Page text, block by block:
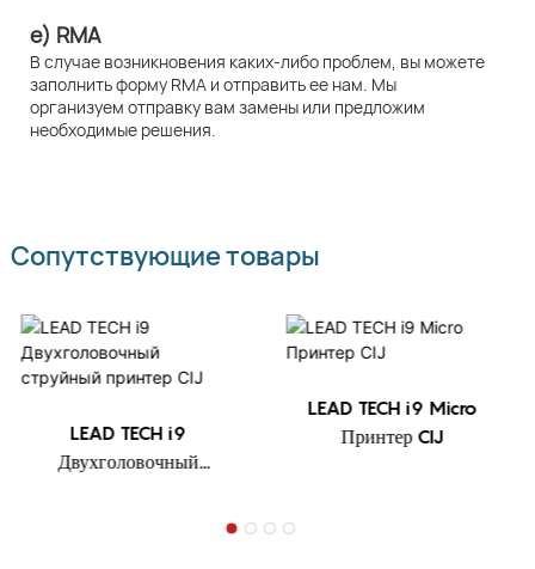
e) RMA
В случае возникновения каких-либо проблем, вы можете
заполнить форму RMA и отправить ее нам. Мы
организуем отправку вам замены или предложим
необходимые решения.
Сопутствующие товары
LEAD TECH i9
Двухголовочный
LEAD TECH i9 Micro
Принтер CIJ